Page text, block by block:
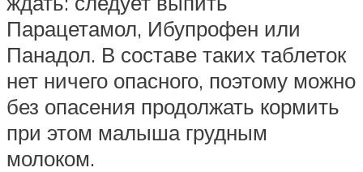
Парацетамол, Ибупрофен или
Панадол. В составе таких таблеток
нет ничего опасного, поэтому можно
без опасения продолжать кормить
при этом малыша грудным
молоком.